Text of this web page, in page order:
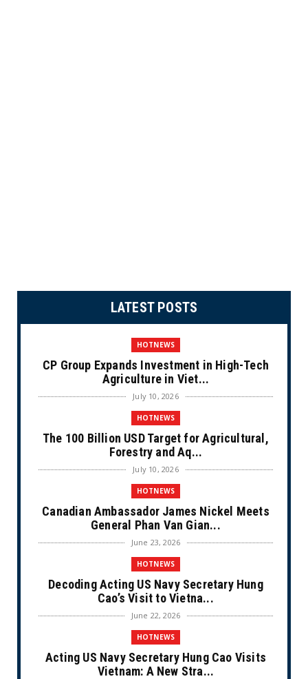
LATEST POSTS
HOTNEWS
CP Group Expands Investment in High-Tech
Agriculture in Viet...
July 10, 2026
HOTNEWS
The 100 Billion USD Target for Agricultural,
Forestry and Aq...
July 10, 2026
HOTNEWS
Canadian Ambassador James Nickel Meets
General Phan Van Gian...
June 23, 2026
HOTNEWS
Decoding Acting US Navy Secretary Hung
Cao’s Visit to Vietna...
June 22, 2026
HOTNEWS
Acting US Navy Secretary Hung Cao Visits
Vietnam: A New Stra...